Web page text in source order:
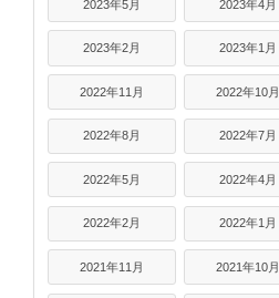
2023年5月 2023年4月
2023年2月 2023年1月
2022年11月 2022年10月
2022年8月 2022年7月
2022年5月 2022年4月
2022年2月 2022年1月
2021年11月 2021年10月